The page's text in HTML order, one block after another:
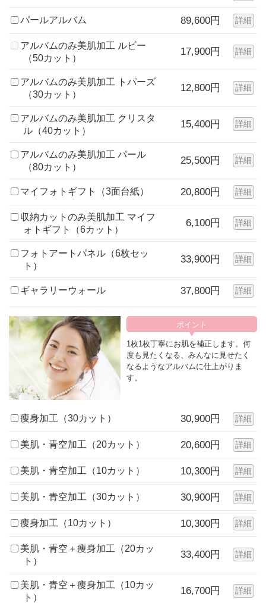
パールアルバム 89,600円 詳細
アルバムのみ美肌加工 ルビー
（50カット）
17,900円 詳細
アルバムのみ美肌加工 トパーズ
（30カット）
12,800円 詳細
アルバムのみ美肌加工 クリスタ
ル（40カット）
15,400円 詳細
アルバムのみ美肌加工 パール
（80カット）
25,500円 詳細
マイフォトギフト（3面台紙） 20,800円 詳細
収納カットのみ美肌加工 マイフ
ォトギフト（6カット）
6,100円 詳細
フォトアートパネル（6枚セッ
ト）
33,900円 詳細
ギャラリーウォール 37,800円 詳細
1枚1枚丁寧にお肌を補正します。何
度も見たくなる、みんなに見せたく
なるようなアルバムに仕上がりま
す。
痩身加工（30カット） 30,900円 詳細
美肌・青空加工（20カット） 20,600円 詳細
美肌・青空加工（10カット） 10,300円 詳細
美肌・青空加工（30カット） 30,900円 詳細
痩身加工（10カット） 10,300円 詳細
美肌・青空＋痩身加工（20カッ
ト）
33,400円 詳細
美肌・青空＋痩身加工（10カッ
ト）
16,700円 詳細